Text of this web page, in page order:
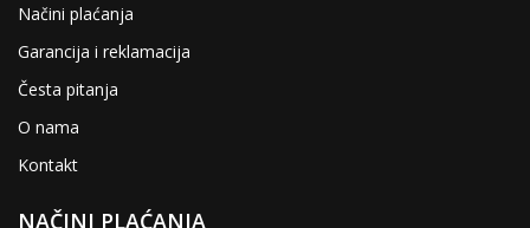
Načini plaćanja
Garancija i reklamacija
Česta pitanja
O nama
Kontakt
NAČINI PLAĆANJA